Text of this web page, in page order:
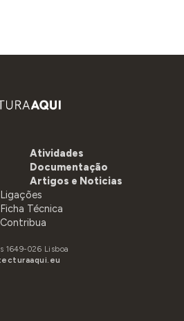
Atividades
Documentação
Artigos e Noticias
Ligações
Ficha Técnica
Contribua
1649-026 Lisboa